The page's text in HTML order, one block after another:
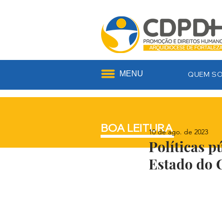
MENU QUEM
BOA LEITURA
Políticas
Estado do
10 de ago. de 2023